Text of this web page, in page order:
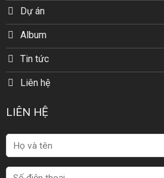
Dự án
Album
Tin tức
Liên hệ
LIÊN HỆ